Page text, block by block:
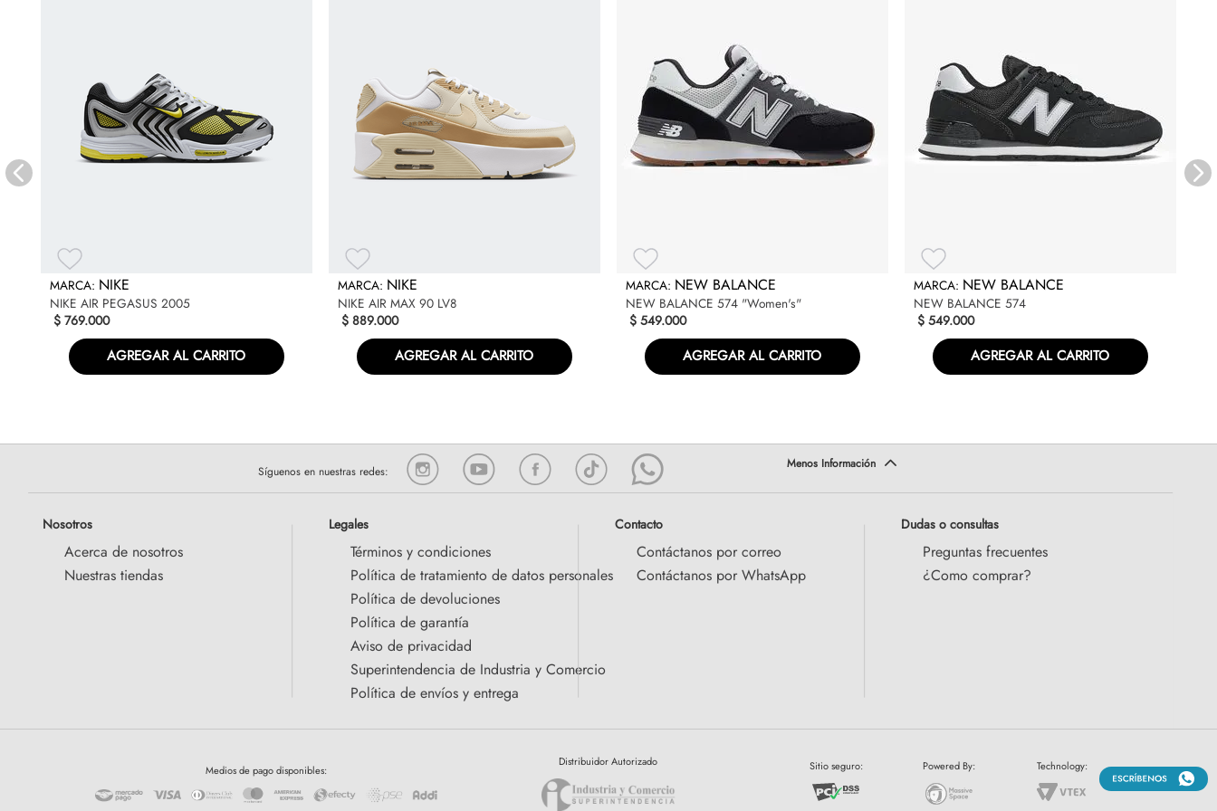
NIKE
NIKE AIR PEGASUS 2005
$ 769.000
AGREGAR AL CARRITO
NIKE
NIKE AIR MAX 90 LV8
$ 889.000
AGREGAR AL CARRITO
NEW BALANCE
NEW BALANCE 574 "Women's"
$ 549.000
AGREGAR AL CARRITO
NEW BALANCE
NEW BALANCE 574
$ 549.000
AGREGAR AL CARRITO
Síguenos en nuestras redes:
Nosotros
Acerca de nosotros
Nuestras tiendas
Legales
Términos y condiciones
Política de tratamiento de datos personales
Política de devoluciones
Política de garantía
Aviso de privacidad
Superintendencia de Industria y Comercio
Política de envíos y entrega
Contacto
Contáctanos por correo
Contáctanos por WhatsApp
Dudas o consultas
Preguntas frecuentes
¿Como comprar?
Medios de pago disponibles:
Distribuidor Autorizado Sitio seguro: Powered By: Technology: